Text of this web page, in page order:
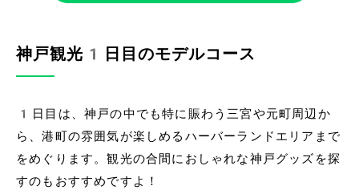
神戸観光1日目のモデルコース
1日目は、神戸の中でも特に賑わう三宮や元町周辺か
ら、港町の雰囲気が楽しめるハーバーランドエリアまで
をめぐります。観光の合間におしゃれな神戸グッズを探
すのもおすすめですよ！